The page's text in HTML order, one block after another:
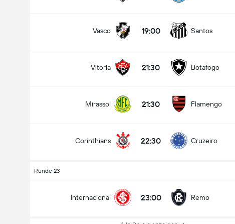
Vasco 19:00 Santos
Vitoria 21:30 Botafogo
Mirassol 21:30 Flamengo
Corinthians 22:30 Cruzeiro
Runde 23
Internacional 23:00 Remo